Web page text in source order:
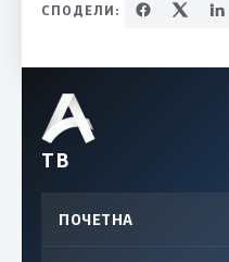
СПОДЕЛИ:
ТВ
ПОЧЕТНА